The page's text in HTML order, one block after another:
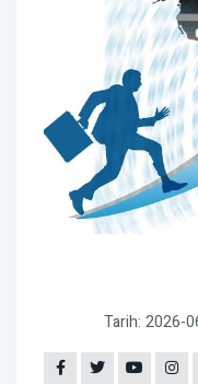
Tarih: 2026-